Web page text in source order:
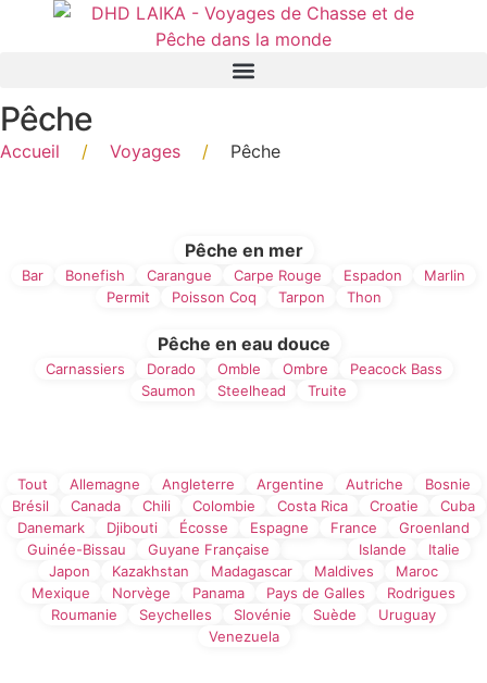
Pêche
Accueil / Voyages / Pêche
Pêche en mer
Bar Bonefish Carangue Carpe Rouge Espadon
Marlin
Permit
Poisson Coq Tarpon Thon
Pêche en eau douce
Carnassiers Dorado Omble Ombre
Peacock Bass
Saumon
Steelhead Truite
Tout Allemagne Angleterre Argentine Autriche
Bosnie
Brésil
Canada Chili Colombie Costa Rica Croatie
Cuba
Danemark
Djibouti Écosse Espagne France
Groenland
Guinée-Bissau
Guyane Française Islande
Italie
Japon
Kazakhstan Madagascar Maldives
Maroc
Mexique
Norvège Panama Pays de Galles
Rodrigues
Roumanie
Seychelles Slovénie Suède
Uruguay
Venezuela
Panneau de gestion des cookies